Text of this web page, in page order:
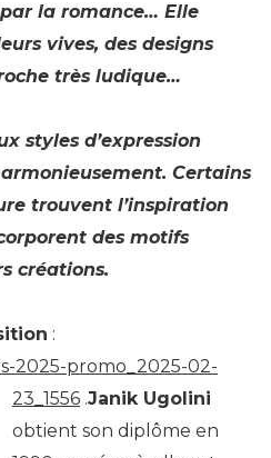
la romance… Elle
vives, des designs
très ludique…
styles d’expression
Certains
trouvent l’inspiration
des motifs
créations.
:
2025-promo_2025-02-
23_1556 .Janik Ugolini
obtient son diplôme en